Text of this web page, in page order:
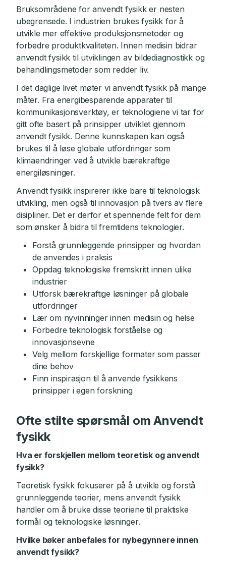
Bruksområdene for anvendt fysikk er nesten
ubegrensede. I industrien brukes fysikk for å
utvikle mer effektive produksjonsmetoder og
forbedre produktkvaliteten. Innen medisin bidrar
anvendt fysikk til utviklingen av bildediagnostikk og
behandlingsmetoder som redder liv.
I det daglige livet møter vi anvendt fysikk på mange
måter. Fra energibesparende apparater til
kommunikasjonsverktøy, er teknologiene vi tar for
gitt ofte basert på prinsipper utviklet gjennom
anvendt fysikk. Denne kunnskapen kan også
brukes til å løse globale utfordringer som
klimaendringer ved å utvikle bærekraftige
energiløsninger.
Anvendt fysikk inspirerer ikke bare til teknologisk
utvikling, men også til innovasjon på tvers av flere
disipliner. Det er derfor et spennende felt for dem
som ønsker å bidra til fremtidens teknologier.
Forstå grunnleggende prinsipper og hvordan
de anvendes i praksis
Oppdag teknologiske fremskritt innen ulike
industrier
Utforsk bærekraftige løsninger på globale
utfordringer
Lær om nyvinninger innen medisin og helse
Forbedre teknologisk forståelse og
innovasjonsevne
Velg mellom forskjellige formater som passer
dine behov
Finn inspirasjon til å anvende fysikkens
prinsipper i egen forskning
Ofte stilte spørsmål om Anvendt
fysikk
Hva er forskjellen mellom teoretisk og anvendt
fysikk?
Teoretisk fysikk fokuserer på å utvikle og forstå
grunnleggende teorier, mens anvendt fysikk
handler om å bruke disse teoriene til praktiske
formål og teknologiske løsninger.
Hvilke bøker anbefales for nybegynnere innen
anvendt fysikk?